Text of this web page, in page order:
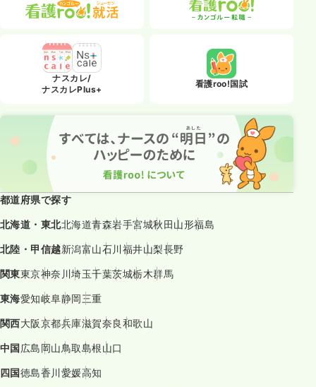
ナスカレ/
ナスカレPlus+
看護roo!国試
都道府県で探す
北海道・東北北海道青森岩手宮城秋田山形福島
北陸・甲信越新潟富山石川福井山梨長野
関東東京神奈川埼玉千葉茨城栃木群馬
東海愛知岐阜静岡三重
関西大阪京都兵庫滋賀奈良和歌山
中国広島岡山鳥取島根山口
四国徳島香川愛媛高知